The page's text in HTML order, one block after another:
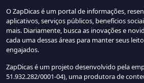
O ZapDicas é um portal de informações,
aplicativos, serviços públicos, benefícios
mais. Diariamente, busca as inovações e
cada uma dessas áreas para manter seus
engajados.
ZapDicas é um projeto desenvolvido pela
51.932.282/0001-04), uma produtora de